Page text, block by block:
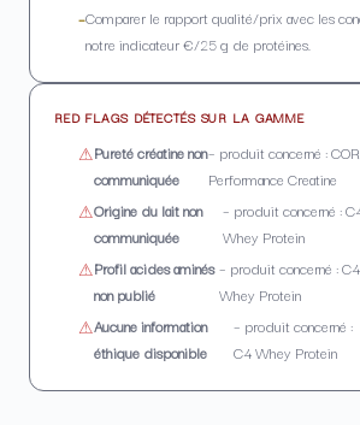
Comparer le rapport qualité/prix avec les
notre indicateur €/25 g de protéines.
RED FLAGS DÉTECTÉS SUR LA GAMME
Pureté créatine non
communiquée
– produit concerné :
Performance Creatine
Origine du lait non
communiquée
– produit concerné :
Whey Protein
Profil acides aminés
non publié
– produit concerné : C4
Whey Protein
Aucune information
éthique disponible
– produit concerné :
C4 Whey Protein